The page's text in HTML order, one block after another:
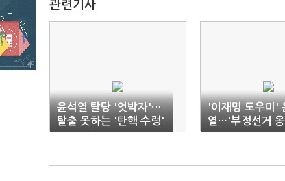
관련기사
윤석열 탈당 '엇박자'…
탈출 못하는 '탄핵 수렁'
'이재명 도우미'
열…'부정선거
기